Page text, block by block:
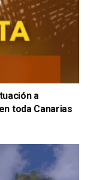
a
toda Canarias